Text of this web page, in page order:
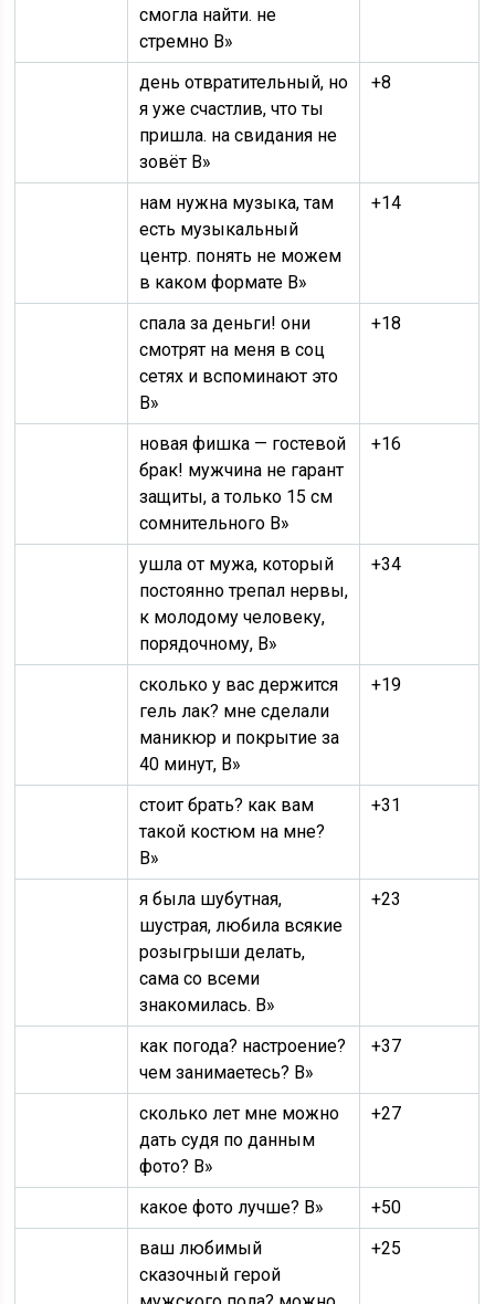
смогла найти. не
стремно В»
день отвратительный, но
я уже счастлив, что ты
пришла. на свидания не
зовёт В»
+8
нам нужна музыка, там
есть музыкальный
центр. понять не можем
в каком формате В»
+14
спала за деньги! они
смотрят на меня в соц
сетях и вспоминают это
В»
+18
новая фишка — гостевой
брак! мужчина не гарант
защиты, а только 15 см
сомнительного В»
+16
ушла от мужа, который
постоянно трепал нервы,
к молодому человеку,
порядочному, В»
+34
сколько у вас держится
гель лак? мне сделали
маникюр и покрытие за
40 минут, В»
+19
стоит брать? как вам
такой костюм на мне?
В»
+31
я была шубутная,
шустрая, любила всякие
розыгрыши делать,
сама со всеми
знакомилась. В»
+23
как погода? настроение?
чем занимаетесь? В»
+37
сколько лет мне можно
дать судя по данным
фото? В»
+27
какое фото лучше? В»
+50
ваш любимый
сказочный герой
+25